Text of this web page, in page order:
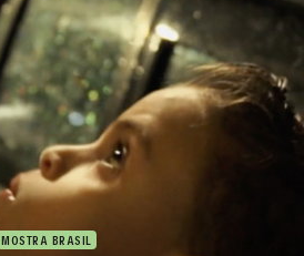
MOSTRA BRASIL